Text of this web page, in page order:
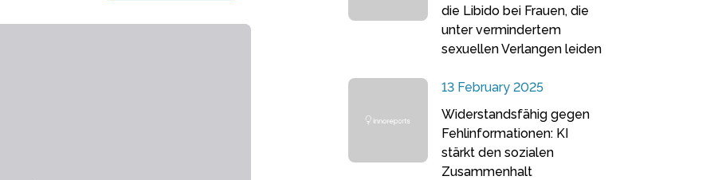
die Libido bei Frauen, die
unter vermindertem
sexuellen Verlangen leiden
13 February 2025
Widerstandsfähig gegen
Fehlinformationen: KI
stärkt den sozialen
Zusammenhalt